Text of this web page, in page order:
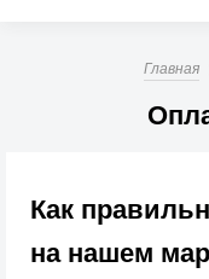
Главная
Как
на нашем